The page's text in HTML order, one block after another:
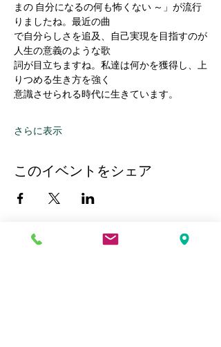
まの 自分になるの何も怖くない ～」が流行
りましたね。最近の曲
で自分らしさを追及、自己実現を目指すのが
人生の意義のような歌
詞が目立ちますね。私達は何かを獲得し、上
りつめる生き方を強く
意識させられる時代に生きています。
さらに表示
このイベントをシェア